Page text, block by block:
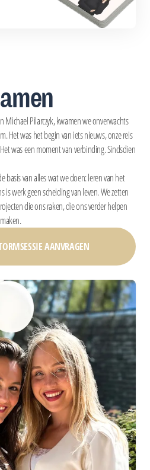
Michael Pilarczyk, kwamen we onverwachts
Het was het begin van iets nieuws, onze reis
was een moment van verbinding. Sindsdien
basis van alles wat we doen: leren van het
is werk geen scheiding van leven. We zetten
die ons raken, die ons verder helpen
AANVRAGEN